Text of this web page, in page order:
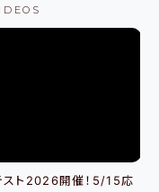
スト2026開催！5/15応